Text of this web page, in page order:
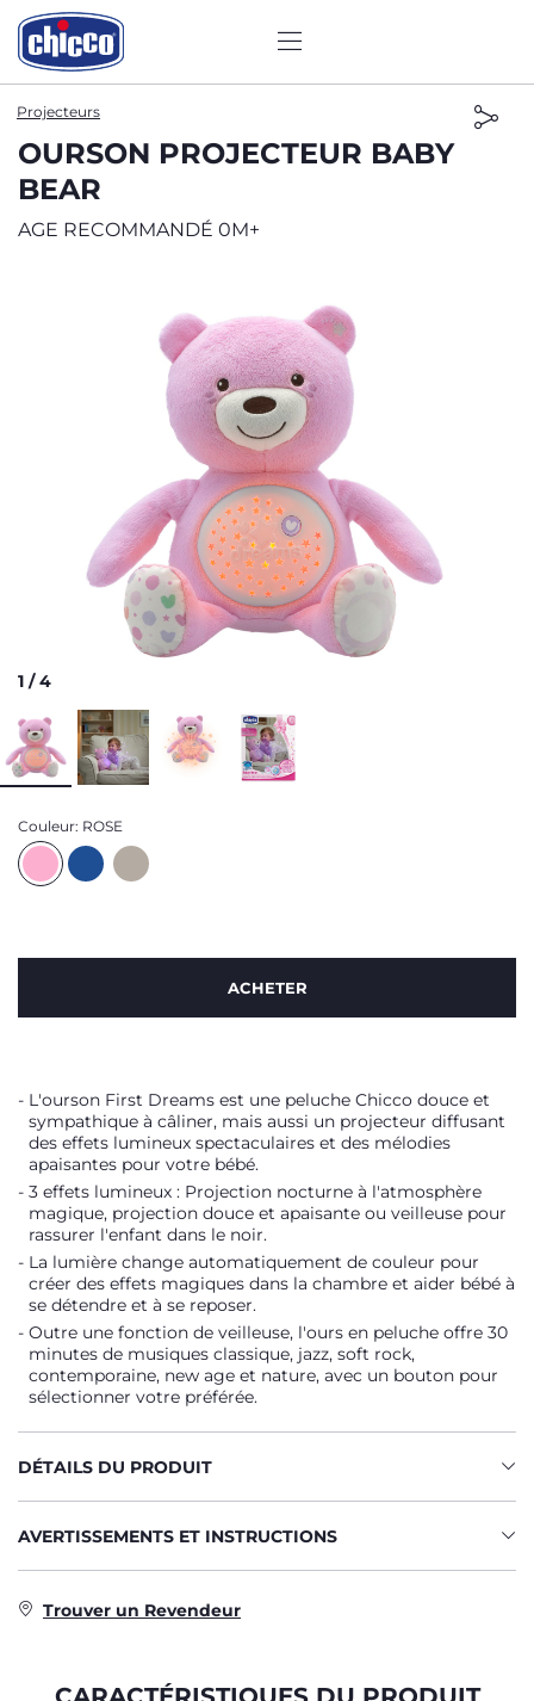
Projecteurs
OURSON PROJECTEUR BABY
BEAR
AGE RECOMMANDÉ 0M+
1 /4
Couleur: ROSE
ACHETER
L'ourson First Dreams est une peluche Chicco douce et
sympathique à câliner, mais aussi un projecteur diffusant
des effets lumineux spectaculaires et des mélodies
apaisantes pour votre bébé.
3 effets lumineux : Projection nocturne à l'atmosphère
magique, projection douce et apaisante ou veilleuse pour
rassurer l'enfant dans le noir.
La lumière change automatiquement de couleur pour
créer des effets magiques dans la chambre et aider bébé à
se détendre et à se reposer.
Outre une fonction de veilleuse, l'ours en peluche offre 30
minutes de musiques classique, jazz, soft rock,
contemporaine, new age et nature, avec un bouton pour
sélectionner votre préférée.
DÉTAILS DU PRODUIT
AVERTISSEMENTS ET INSTRUCTIONS
Trouver un Revendeur